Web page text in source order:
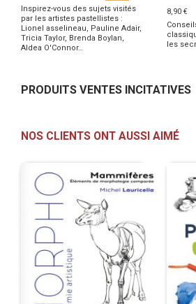
Inspirez-vous des sujets visités
par les artistes pastellistes :
Lionel asselineau, Pauline Adair,
Tricia Taylor, Brenda Boylan,
Aldea O'Connor…
8,90 €
les
PRODUITS VENTES INCITATIVES
NOS CLIENTS ONT AUSSI AIMÉ